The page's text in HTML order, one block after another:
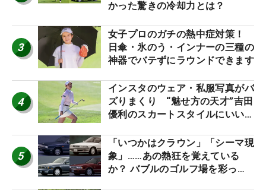
かった驚きの冷却力とは？
3
女子プロのガチの熱中症対策！
日傘・氷のう・インナーの三種の
神器でバテずにラウンドできます
4
インスタのウェア・私服写真がバ
ズりまくり “魅せ方の天才”吉田
優利のスカートスタイルにいい
5
「いつかはクラウン」「シーマ現
象」……あの熱狂を覚えている
か？ バブルのゴルフ場を彩った